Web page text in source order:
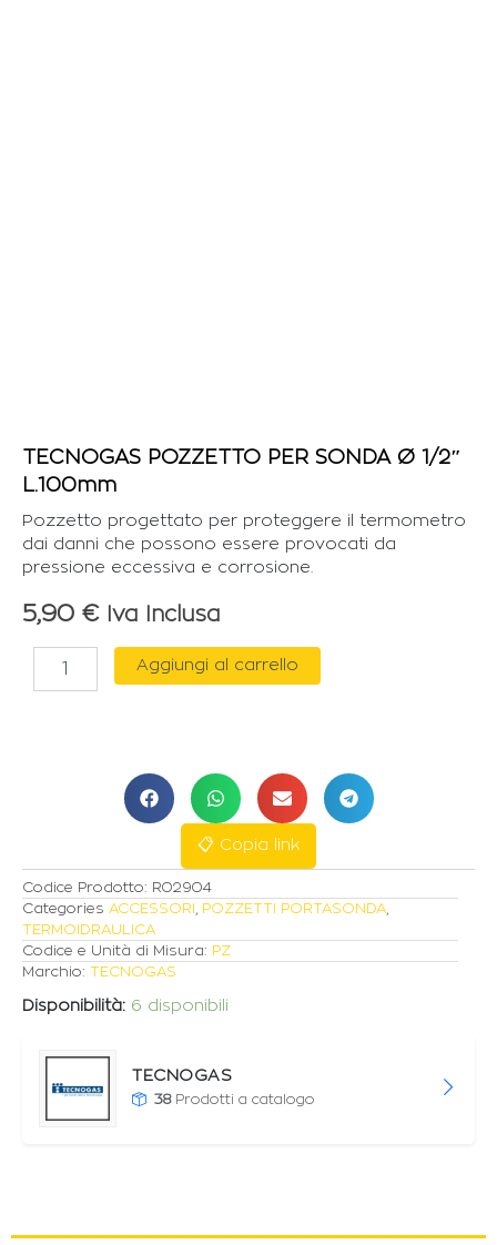
TECNOGAS POZZETTO PER SONDA Ø 1/2″
L.100mm
Pozzetto progettato per proteggere il termometro
dai danni che possono essere provocati da
pressione eccessiva e corrosione.
5,90 € Iva Inclusa
POZZETTO
Aggiungi al carrello
📋 Copia link
Codice Prodotto: R02904
Categories ACCESSORI POZZETTI PORTASONDA
TERMOIDRAULICA
Codice e Unità di Misura: PZ
Marchio: TECNOGAS
Disponibilità: 6 disponibili
TECNOGAS
38 Prodotti a catalogo